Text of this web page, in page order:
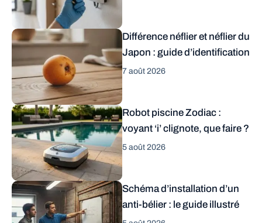
Différence néflier et néflier du
Japon : guide d’identification
7 août 2026
Robot piscine Zodiac :
voyant ‘i’ clignote, que faire ?
5 août 2026
Schéma d’installation d’un
anti-bélier : le guide illustré